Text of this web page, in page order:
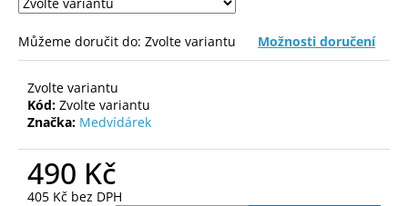
Můžeme doručit do: Zvolte variantu Možnosti doručení
Zvolte variantu
Kód: Zvolte variantu
Značka: Medvídárek
490 Kč
405 Kč bez DPH
D
o
p
o
u
u